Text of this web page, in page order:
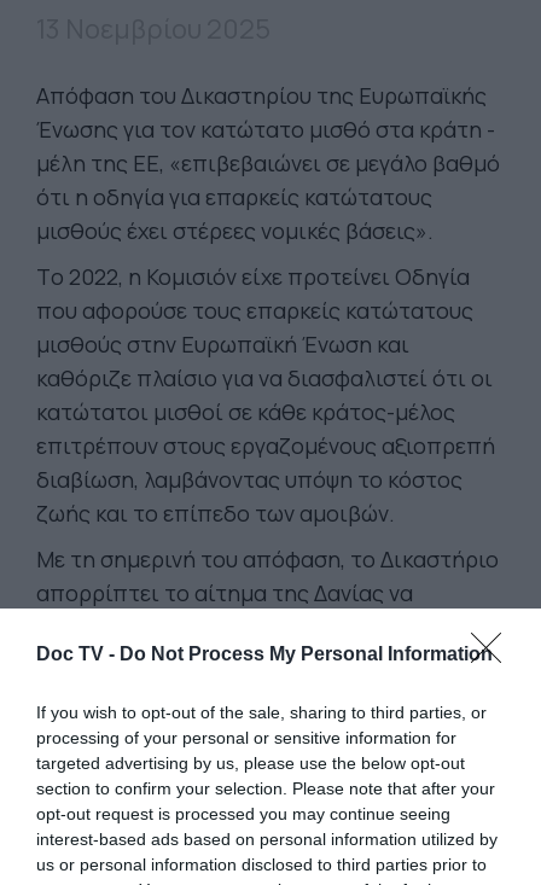
Doc TV - Do Not Process My Personal Information
If you wish to opt-out of the sale, sharing to third parties, or
processing of your personal or sensitive information for
targeted advertising by us, please use the below opt-out
section to confirm your selection. Please note that after your
opt-out request is processed you may continue seeing
interest-based ads based on personal information utilized by
us or personal information disclosed to third parties prior to
Aπόφαση του Δικαστηρίου της Ευρωπαϊκής
Ένωσης για τον κατώτατο μισθό στα κράτη -
μέλη της ΕΕ, «επιβεβαιώνει σε μεγάλο βαθμό
ότι η οδηγία για επαρκείς κατώτατους
μισθούς έχει στέρεες νομικές βάσεις».
Tο 2022, η Κομισιόν είχε προτείνει Οδηγία
που αφορούσε τους επαρκείς κατώτατους
μισθούς στην Ευρωπαϊκή Ένωση και
καθόριζε πλαίσιο για να διασφαλιστεί ότι οι
κατώτατοι μισθοί σε κάθε κράτος-μέλος
επιτρέπουν στους εργαζομένους αξιοπρεπή
διαβίωση, λαμβάνοντας υπόψη το κόστος
ζωής και το επίπεδο των αμοιβών.
Με τη σημερινή του απόφαση, το Δικαστήριο
απορρίπτει το αίτημα της Δανίας να
Επιπλέον, αναγνωρίζει ότι η οδηγία
Η πρόεδρος της Ευρωπαϊκής Επιτροπής,
Ούρσουλα φον ντερ Λάιεν, δήλωσε σχετικά:
«Ένας επαρκής κατώτατος μισθός είναι
αναγκαίος για την κοινωνική δικαιοσύνη και
για μια παραγωγική και χωρίς αποκλεισμούς